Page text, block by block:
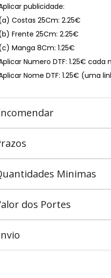
publicidade:
Costas 25Cm: 2.25€
Frente 25Cm: 2.25€
Manga 8Cm: 1.25€
Numero DTF: 1.25€ cada
Nome DTF: 1.25€ (uma
Minimas
dos Portes